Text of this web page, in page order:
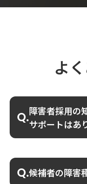
よ
障害者採用の
サポートはあ
候補者の障害